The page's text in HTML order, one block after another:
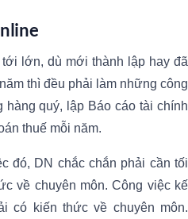
lớn, dù mới thành lập hay đã
thì đều phải làm những công
hàng quý, lập Báo cáo tài chính
thuế mỗi năm.
đó, DN chắc chắn phải cần tối
về chuyên môn. Công việc kế
có kiến thức về chuyên môn.